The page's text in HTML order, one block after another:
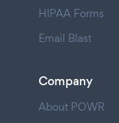
HIPAA Forms
Email Blast
Company
About POWR